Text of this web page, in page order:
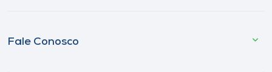
Fale Conosco